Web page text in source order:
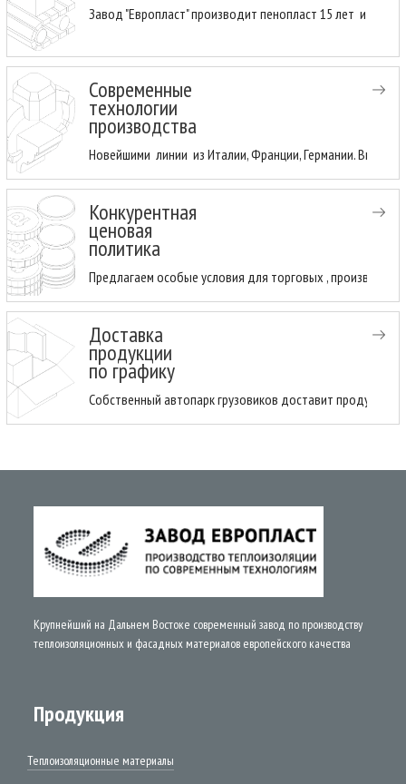
Завод "Европласт" производит пенопласт 15 лет и
Современные
технологии
производства
Новейшими линии из Италии, Франции, Германии.
Конкурентная
ценовая
политика
Предлагаем особые условия для торговых ,
Доставка
продукции
по графику
Собственный автопарк грузовиков доставит
Крупнейший на Дальнем Востоке современный завод по производству
теплоизоляционных и фасадных материалов европейского качества
Продукция
Теплоизоляционные материалы